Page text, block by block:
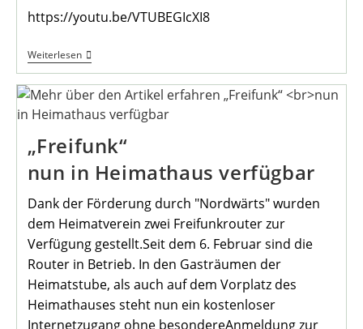
https://youtu.be/VTUBEGIcXI8
WeiterlesenHans-
Ulrich
Diethelm:
Musikalischer
Gruß
Dem
Heimathaus
„Freifunk“
nun in Heimathaus verfügbar
Dank der Förderung durch "Nordwärts" wurden
dem Heimatverein zwei Freifunkrouter zur
Verfügung gestellt.Seit dem 6. Februar sind die
Router in Betrieb. In den Gasträumen der
Heimatstube, als auch auf dem Vorplatz des
Heimathauses steht nun ein kostenloser
Internetzugang ohne besondereAnmeldung zur